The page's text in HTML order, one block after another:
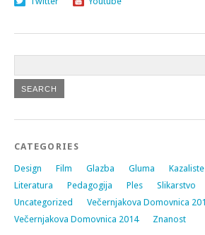
CATEGORIES
Design Film Glazba Gluma Kazaliste
Literatura
Pedagogija Ples Slikarstvo
Uncategorized
Večernjakova Domovnica
Večernjakova Domovnica 2014
Znanost